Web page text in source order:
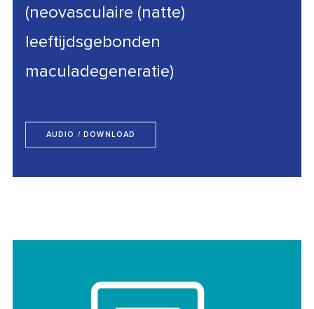
(neovasculaire (natte)
leeftijdsgebonden
maculadegeneratie)
AUDIO / DOWNLOAD